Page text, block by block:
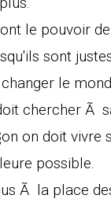
le pouvoir
sont
le
chercher Ã
on doit vivre
possible.
Ã la place